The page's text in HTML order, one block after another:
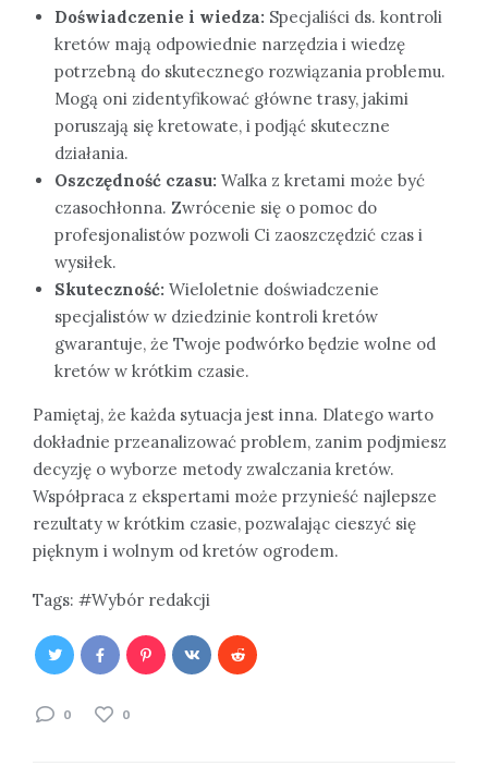
Doświadczenie i wiedza: Specjaliści ds. kontroli
kretów mają odpowiednie narzędzia i wiedzę
potrzebną do skutecznego rozwiązania problemu.
Mogą oni zidentyfikować główne trasy, jakimi
poruszają się kretowate, i podjąć skuteczne
działania.
Oszczędność czasu: Walka z kretami może być
czasochłonna. Zwrócenie się o pomoc do
profesjonalistów pozwoli Ci zaoszczędzić czas i
wysiłek.
Skuteczność: Wieloletnie doświadczenie
specjalistów w dziedzinie kontroli kretów
gwarantuje, że Twoje podwórko będzie wolne od
kretów w krótkim czasie.
Pamiętaj, że każda sytuacja jest inna. Dlatego warto
dokładnie przeanalizować problem, zanim podjmiesz
decyzję o wyborze metody zwalczania kretów.
Współpraca z ekspertami może przynieść najlepsze
rezultaty w krótkim czasie, pozwalając cieszyć się
pięknym i wolnym od kretów ogrodem.
Tags: Wybór redakcji
0 0